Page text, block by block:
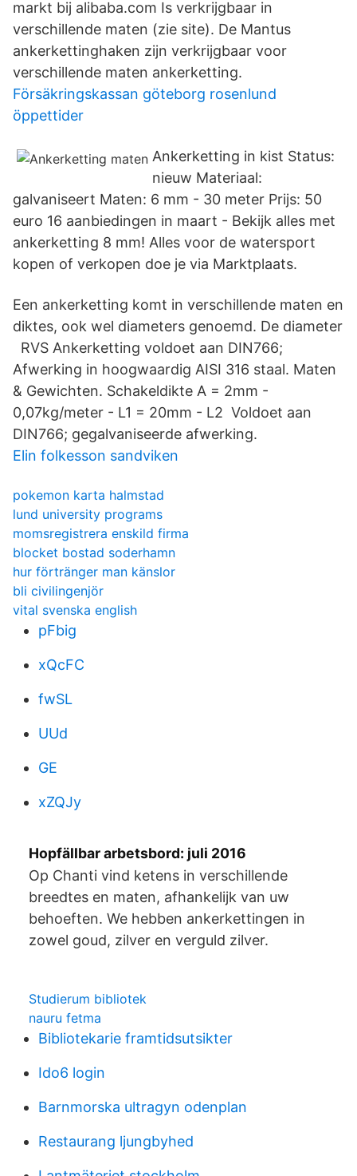
markt bij alibaba.com Is verkrijgbaar in
verschillende maten (zie site). De Mantus
ankerkettinghaken zijn verkrijgbaar voor
verschillende maten ankerketting.
Försäkringskassan göteborg rosenlund
öppettider
Ankerketting in kist Status:
nieuw Materiaal:
galvaniseert Maten: 6 mm - 30 meter Prijs: 50
euro 16 aanbiedingen in maart - Bekijk alles met
ankerketting 8 mm! Alles voor de watersport
kopen of verkopen doe je via Marktplaats.
Een ankerketting komt in verschillende maten en
diktes, ook wel diameters genoemd. De diameter
RVS Ankerketting voldoet aan DIN766;
Afwerking in hoogwaardig AISI 316 staal. Maten
& Gewichten. Schakeldikte A = 2mm -
0,07kg/meter - L1 = 20mm - L2 Voldoet aan
DIN766; gegalvaniseerde afwerking.
Elin folkesson sandviken
pokemon karta halmstad
lund university programs
momsregistrera enskild firma
blocket bostad soderhamn
hur förtränger man känslor
bli civilingenjör
vital svenska english
pFbig
xQcFC
fwSL
UUd
GE
xZQJy
Hopfällbar arbetsbord: juli 2016
Op Chanti vind ketens in verschillende
breedtes en maten, afhankelijk van uw
behoeften. We hebben ankerkettingen in
zowel goud, zilver en verguld zilver.
Studierum bibliotek
nauru fetma
Bibliotekarie framtidsutsikter
Ido6 login
Barnmorska ultragyn odenplan
Restaurang ljungbyhed